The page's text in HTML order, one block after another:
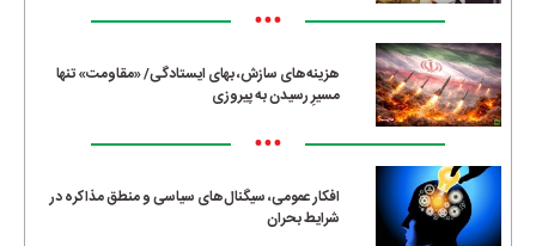
•••
هزینه‌های سازش، بهای ایستادگی/ «مقاومت» تنها
مسیرِ رسیدن به پیروزی
•••
افکار عمومی، سیگنال‌های سیاسی و منطق مذاکره در
شرایط بحران